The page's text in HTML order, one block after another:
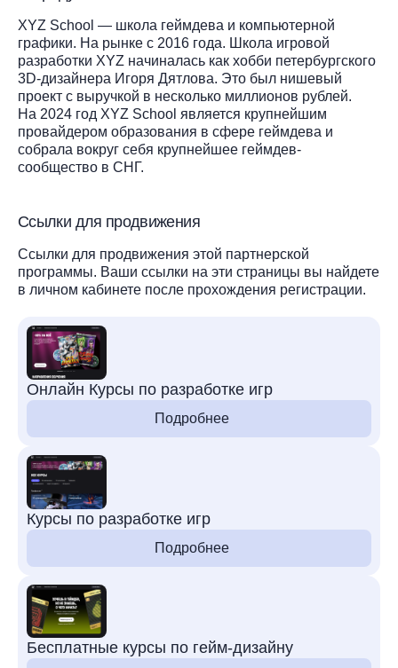
XYZ School — школа геймдева и компьютерной
графики. На рынке с 2016 года. Школа игровой
разработки XYZ начиналась как хобби петербургского
3D-дизайнера Игоря Дятлова. Это был нишевый
проект с выручкой в несколько миллионов рублей.
На 2024 год XYZ School является крупнейшим
провайдером образования в сфере геймдева и
собрала вокруг себя крупнейшее геймдев-
сообщество в СНГ.
Ссылки для продвижения
Ссылки для продвижения этой партнерской
программы. Ваши ссылки на эти страницы вы найдете
в личном кабинете после прохождения регистрации.
Онлайн Курсы по разработке игр
Подробнее
Курсы по разработке игр
Подробнее
Бесплатные курсы по гейм-дизайну